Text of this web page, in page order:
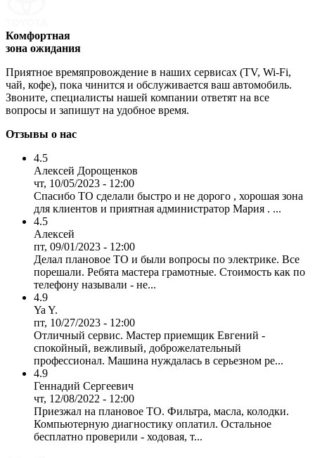
Комфортная
зона ожидания
Приятное времяпровождение в наших сервисах (TV, Wi-Fi,
чай, кофе), пока чинится и обслуживается ваш автомобиль.
Звоните, специалисты нашей компании ответят на все
вопросы и запишут на удобное время.
Отзывы о нас
4.5
Алексей Дорощенков
чт, 10/05/2023 - 12:00
Спасибо ТО сделали быстро и не дорого , хорошая зона
для клиентов и приятная администратор Мария . ...
4.5
Алексей
пт, 09/01/2023 - 12:00
Делал плановое ТО и были вопросы по электрике. Все
порешали. Ребята мастера грамотные. Стоимость как по
телефону называли - не...
4.9
Ya Y.
пт, 10/27/2023 - 12:00
Отличный сервис. Мастер приемщик Евгений -
спокойный, вежливый, доброжелательный
профессионал. Машина нуждалась в серьезном ре...
4.9
Геннадий Сергеевич
чт, 12/08/2022 - 12:00
Приезжал на плановое ТО. Фильтра, масла, колодки.
Компьютерную диагностику оплатил. Остальное
бесплатно проверили - ходовая, т...